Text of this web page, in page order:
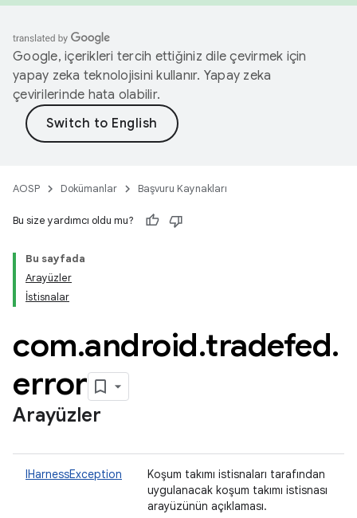
Google, içerikleri tercih ettiğiniz dile çevirmek için
yapay zeka teknolojisini kullanır. Yapay zeka
çevirilerinde hata olabilir.
AOSP Dokümanlar Başvuru Kaynakları
Bu size yardımcı oldu mu?
Bu sayfada
Arayüzler
İstisnalar
com.android.tradefed.
error
Arayüzler
IHarnessException
Koşum takımı istisnaları tarafından
uygulanacak koşum takımı istisnası
arayüzünün açıklaması.